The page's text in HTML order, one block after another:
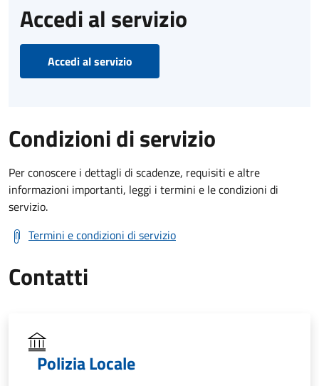
Accedi al servizio
Accedi al servizio
Condizioni di servizio
Per conoscere i dettagli di scadenze, requisiti e altre
informazioni importanti, leggi i termini e le condizioni di
servizio.
Termini e condizioni di servizio
Contatti
Polizia Locale